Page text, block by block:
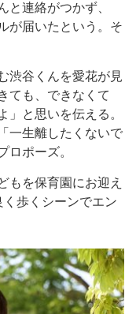
と連絡がつかず、
が届いたという。そ
渋谷くんを愛花が見
ても、できなくて
」と思いを伝える。
一生離したくないで
ロポーズ。
もを保育園にお迎え
歩くシーンでエン